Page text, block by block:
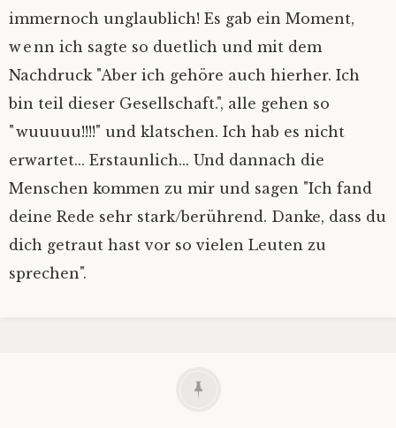
immernoch unglaublich! Es gab ein Moment,
wenn ich sagte so duetlich und mit dem
Nachdruck "Aber ich gehöre auch hierher. Ich
bin teil dieser Gesellschaft.", alle gehen so
"wuuuuu!!!!" und klatschen. Ich hab es nicht
erwartet... Erstaunlich... Und dannach die
Menschen kommen zu mir und sagen "Ich fand
deine Rede sehr stark/berührend. Danke, dass du
dich getraut hast vor so vielen Leuten zu
sprechen".